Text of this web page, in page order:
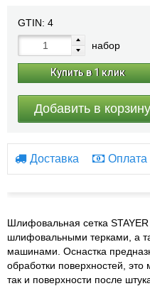
GTIN: 4
набор
Купить в 1 клик
Добавить в корзину
Доставка Оплата
Шлифовальная сетка
шлифовальными терками, а
машинами. Оснастка
обработки поверхностей, это
так и поверхности после